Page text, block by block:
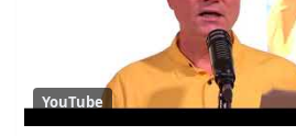
YouTube